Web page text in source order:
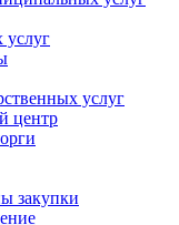
услуг
услуг
центр
закупки